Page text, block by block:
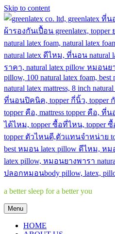
Skip to content
a better sleep for a better you
Menu
HOME